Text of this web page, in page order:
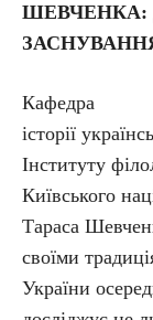
ШЕВЧЕНКА:
Кафедра
історії
Інституту
Київського
Тараса
своїми
України